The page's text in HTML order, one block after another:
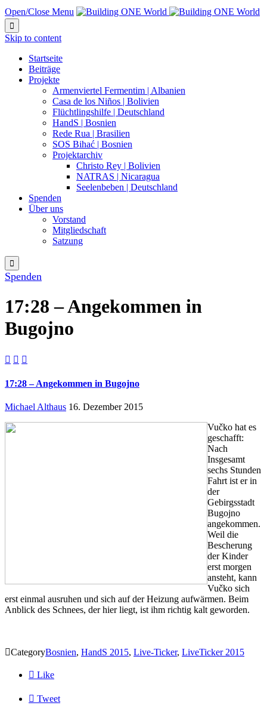
Open/Close Menu

Skip to content
Startseite
Beiträge
Projekte
Armenviertel Fermentim | Albanien
Casa de los Niños | Bolivien
Flüchtlingshilfe | Deutschland
HandS | Bosnien
Rede Rua | Brasilien
SOS Bihać | Bosnien
Projektarchiv
Christo Rey | Bolivien
NATRAS | Nicaragua
Seelenbeben | Deutschland
Spenden
Über uns
Vorstand
Mitgliedschaft
Satzung

Spenden
17:28 – Angekommen in
Bugojno
  
17:28 – Angekommen in Bugojno
Michael Althaus 16. Dezember 2015
Vučko hat es
geschafft:
Nach
Insgesamt
sechs Stunden
Fahrt ist er in
der
Gebirgsstadt
Bugojno
angekommen.
Weil die
Bescherung
der Kinder
erst morgen
ansteht, kann
Vučko sich
erst einmal ausruhen und sich auf der Heizung aufwärmen. Beim
Anblick des Schnees, der hier liegt, ist ihm richtig kalt geworden.
CategoryBosnien, HandS 2015, Live-Ticker, LiveTicker 2015
 Like
 Tweet